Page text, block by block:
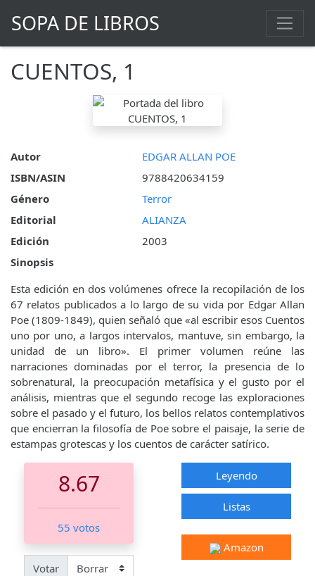
SOPA DE LIBROS
CUENTOS, 1
Autor
EDGAR ALLAN POE
ISBN/ASIN
9788420634159
Género
Terror
Editorial
ALIANZA
Edición
2003
Sinopsis
Esta edición en dos volúmenes ofrece la recopilación de los
67 relatos publicados a lo largo de su vida por Edgar Allan
Poe (1809-1849), quien señaló que «al escribir esos Cuentos
uno por uno, a largos intervalos, mantuve, sin embargo, la
unidad de un libro». El primer volumen reúne las
narraciones dominadas por el terror, la presencia de lo
sobrenatural, la preocupación metafísica y el gusto por el
análisis, mientras que el segundo recoge las exploraciones
sobre el pasado y el futuro, los bellos relatos contemplativos
que encierran la filosofía de Poe sobre el paisaje, la serie de
estampas grotescas y los cuentos de carácter satírico.
8.67
55 votos
Votar
Leyendo
Listas
Amazon